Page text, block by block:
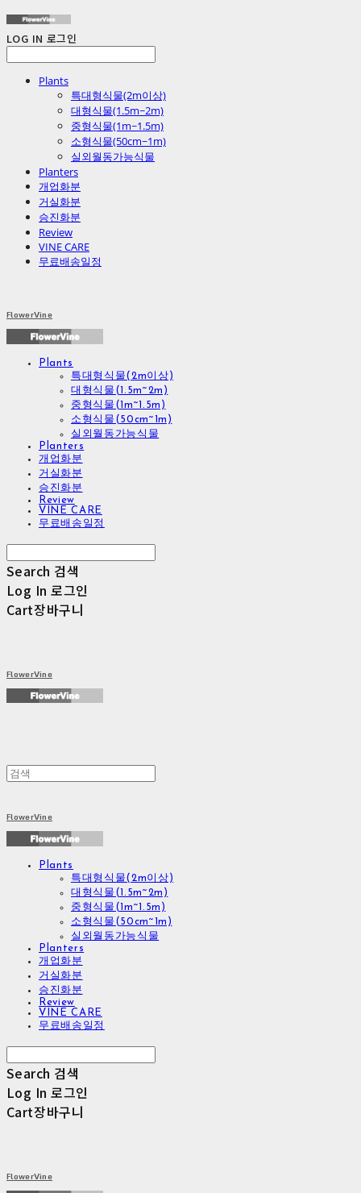
LOG IN 로그인
Plants
특대형식물(2m이상)
대형식물(1.5m~2m)
중형식물(1m~1.5m)
소형식물(50cm~1m)
실외월동가능식물
Planters
개업화분
거실화분
승진화분
Review
VINE CARE
무료배송일정
FlowerVine
Plants
특대형식물(2m이상)
대형식물(1.5m~2m)
중형식물(1m~1.5m)
소형식물(50cm~1m)
실외월동가능식물
Planters
개업화분
거실화분
승진화분
Review
VINE CARE
무료배송일정
Search 검색
Log In 로그인
Cart장바구니
FlowerVine
FlowerVine
Plants
특대형식물(2m이상)
대형식물(1.5m~2m)
중형식물(1m~1.5m)
소형식물(50cm~1m)
실외월동가능식물
Planters
개업화분
거실화분
승진화분
Review
VINE CARE
무료배송일정
Search 검색
Log In 로그인
Cart장바구니
FlowerVine